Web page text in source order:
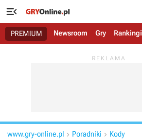

PREMIUM Newsroom Gry Rankingi
www.gry-online.pl  Poradniki  Kody